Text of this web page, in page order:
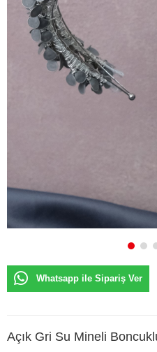
Whatsapp ile Sipariş Ver
Açık Gri Su Mineli